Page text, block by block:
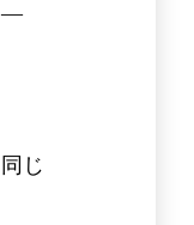
—
同じ